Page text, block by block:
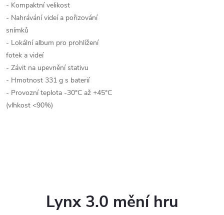
- Kompaktní velikost
- Nahrávání videí a pořizování
snímků
- Lokální album pro prohlížení
fotek a videí
- Závit na upevnění stativu
- Hmotnost 331 g s baterií
- Provozní teplota -30°C až +45°C
(vlhkost <90%)
Lynx 3.0 mění hru